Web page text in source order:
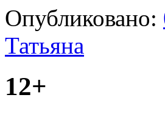
Опубликовано:
Татьяна
12+